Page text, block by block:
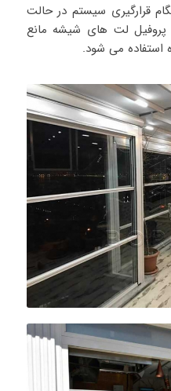
قرارگیری سیستم در حالت
پروفیل لت های شیشه مانع
استفاده می شود.